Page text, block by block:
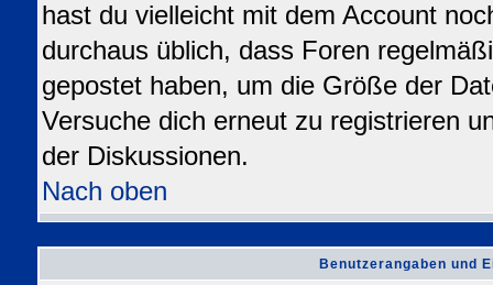
hast du vielleicht mit dem Account
durchaus üblich, dass Foren
gepostet haben, um die Größe der
Versuche dich erneut zu registrieren
der Diskussionen.
Nach oben
Benutzerangaben und